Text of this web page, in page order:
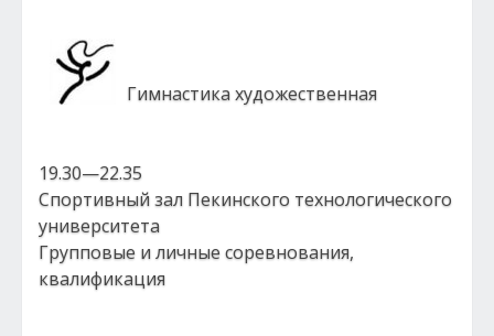
Гимнастика художественная
19.30—22.35
Спортивный зал Пекинского технологического
университета
Групповые и личные соревнования,
квалификация